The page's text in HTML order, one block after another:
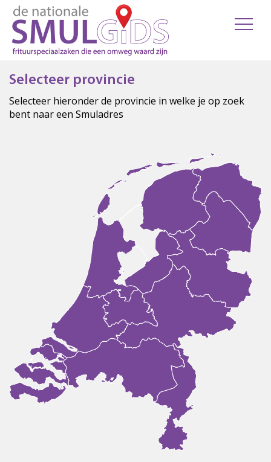
Selecteer provincie
Selecteer hieronder de provincie in welke je op zoek
bent naar een Smuladres